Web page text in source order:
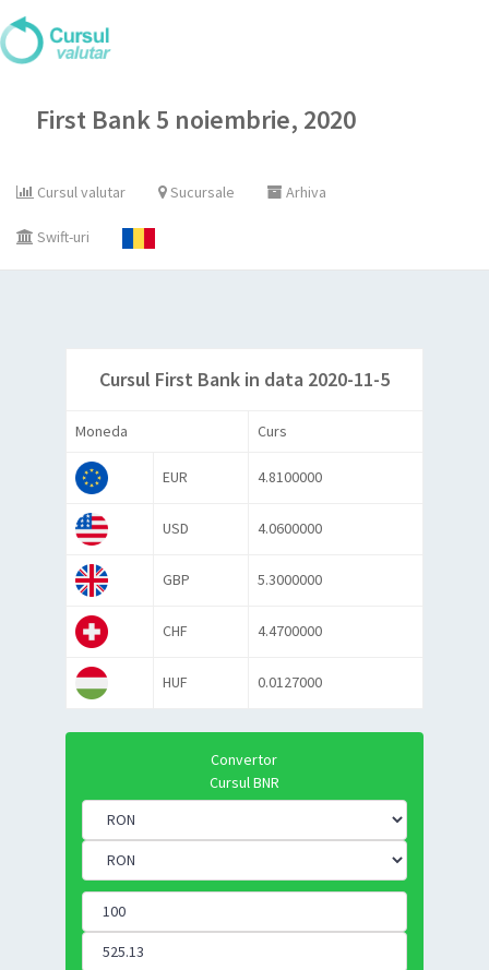
First Bank 5 noiembrie, 2020
Cursul valutar Sucursale Arhiva
Swift-uri
Cursul First Bank in data 2020-11-5
Moneda Curs
EUR 4.8100000
USD 4.0600000
GBP 5.3000000
CHF 4.4700000
HUF 0.0127000
Convertor
Cursul BNR